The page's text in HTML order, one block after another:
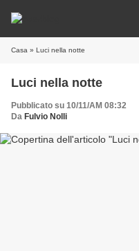
Casa » Luci nella notte
Luci nella notte
Pubblicato su 10/11/AM 08:32
Da Fulvio Nolli